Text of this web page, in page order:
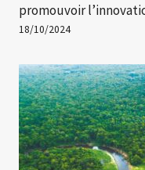
promouvoir
18/10/2024